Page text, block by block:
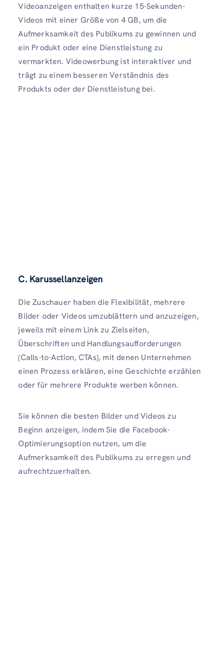
Videoanzeigen enthalten kurze 15-Sekunden-
Videos mit einer Größe von 4 GB, um die
Aufmerksamkeit des Publikums zu gewinnen und
ein Produkt oder eine Dienstleistung zu
vermarkten. Videowerbung ist interaktiver und
trägt zu einem besseren Verständnis des
Produkts oder der Dienstleistung bei.
C. Karussellanzeigen
Die Zuschauer haben die Flexibilität, mehrere
Bilder oder Videos umzublättern und anzuzeigen,
jeweils mit einem Link zu Zielseiten,
Überschriften und Handlungsaufforderungen
(Calls-to-Action, CTAs), mit denen Unternehmen
einen Prozess erklären, eine Geschichte erzählen
oder für mehrere Produkte werben können.
Sie können die besten Bilder und Videos zu
Beginn anzeigen, indem Sie die Facebook-
Optimierungsoption nutzen, um die
Aufmerksamkeit des Publikums zu erregen und
aufrechtzuerhalten.